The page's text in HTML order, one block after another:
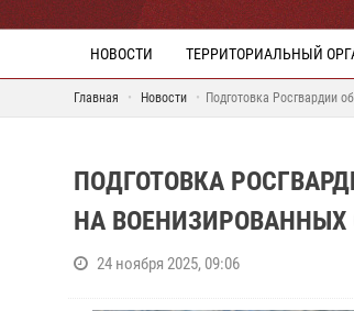
НОВОСТИ ТЕРРИТОРИАЛЬНЫЙ
Главная Новости Подготовка Росгвардии
ПОДГОТОВКА
НА
24 ноября 2025, 09:06